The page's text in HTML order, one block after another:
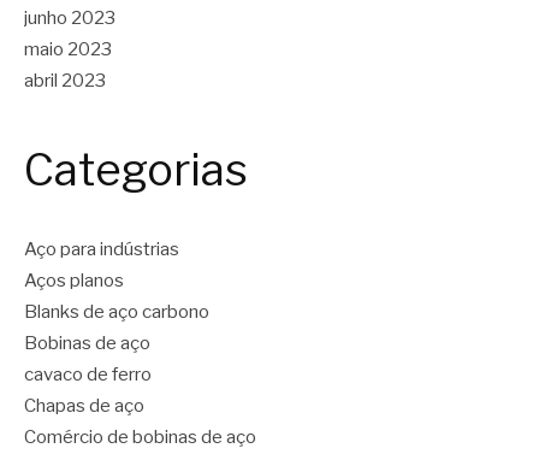
junho 2023
maio 2023
abril 2023
Categorias
Aço para indústrias
Aços planos
Blanks de aço carbono
Bobinas de aço
cavaco de ferro
Chapas de aço
Comércio de bobinas de aço